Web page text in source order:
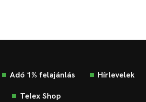
Adó 1% felajánlás Hírlevelek
Telex Shop